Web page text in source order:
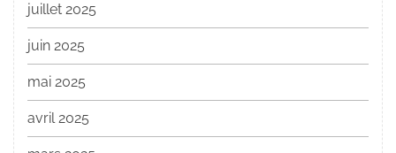
juillet 2025
juin 2025
mai 2025
avril 2025